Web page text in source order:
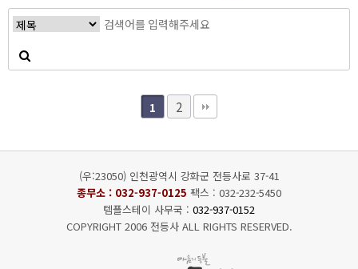
1 2
(우:23050) 인천광역시 강화군 전등사로 37-41
종무소 : 032-937-0125 팩스 : 032-232-5450
템플스테이 사무국 : 032-937-0152
COPYRIGHT 2006 전등사 ALL RIGHTS RESERVED.